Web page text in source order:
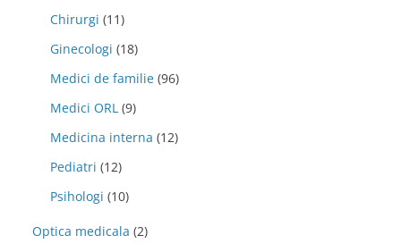
Chirurgi (11)
Ginecologi (18)
Medici de familie (96)
Medici ORL (9)
Medicina interna (12)
Pediatri (12)
Psihologi (10)
Optica medicala (2)